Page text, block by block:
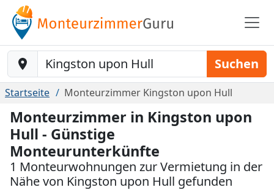
Baustelle-Location Suchen
Startseite Monteurzimmer Kingston upon Hull
Monteurzimmer in Kingston upon
Hull - Günstige
Monteurunterkünfte
1 Monteurwohnungen zur Vermietung in der
Nähe von Kingston upon Hull gefunden